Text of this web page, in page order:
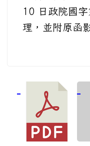
10 日政院國
理，並附原函